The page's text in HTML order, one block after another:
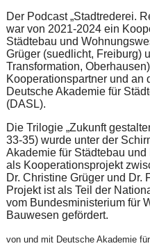
Der Podcast „Stadtrederei.
war von 2021-2024 ein
Städtebau und
Grüger (suedlicht, Freiburg)
Transformation,
Kooperationspartner und an
Deutsche Akademie für
(DASL).
Die Trilogie „Zukunft
33-35) wurde unter der
Akademie für Städtebau
als Kooperationsprojekt
Dr. Christine Grüger und Dr.
Projekt ist als Teil der
vom Bundesministerium für
Bauwesen gefördert.
von und mit Deutsche Akademie